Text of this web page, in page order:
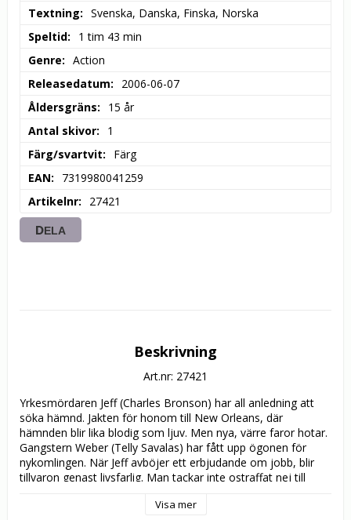
Textning
Svenska, Danska, Finska, Norska
Speltid
1 tim 43 min
Genre
Action
Releasedatum
2006-06-07
Åldersgräns
15 år
Antal skivor
1
Färg/svartvit
Färg
EAN
7319980041259
Artikelnr
27421
DELA
Beskrivning
Art.nr: 27421
Yrkesmördaren Jeff (Charles Bronson) har all anledning att
söka hämnd. Jakten för honom till New Orleans, där
hämnden blir lika blodig som ljuv. Men nya, värre faror hotar.
Gangstern Weber (Telly Savalas) har fått upp ögonen för
nykomlingen. När Jeff avböjer ett erbjudande om jobb, blir
tillvaron genast livsfarlig. Man tackar inte ostraffat nej till
Visa mer